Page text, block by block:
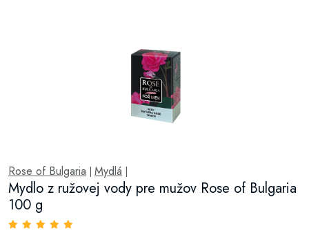
Rose of Bulgaria Mydlá
Mydlo z ružovej vody pre mužov Rose of Bulgaria
100 g